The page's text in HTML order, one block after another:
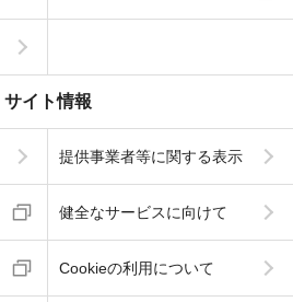
サイト情報
提供事業者等に関する表示
健全なサービスに向けて
Cookieの利用について